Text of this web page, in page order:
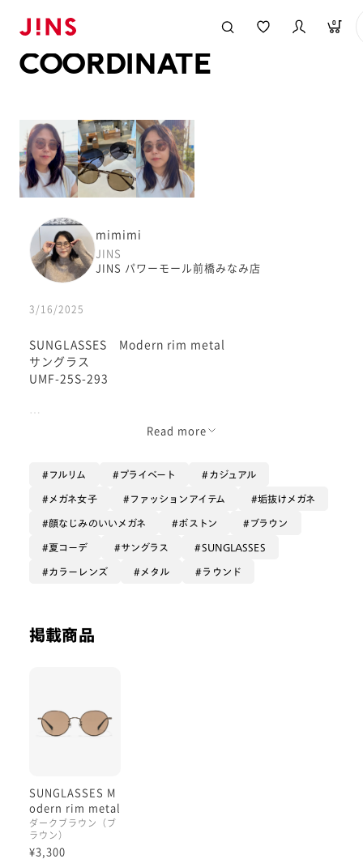
0
COORDINATE
mimimi
JINS
JINS パワーモール前橋みなみ店
3/16/2025
SUNGLASSES Modern rim metal
サングラス
UMF-25S-293
普段メガネとしても人気の
手軽に買える
度なしサングラスになりました☺️
可愛い😍
バージョン違いでまん丸やクラウンパント多角形なども
あるのでお好みのものを選んでくださいね😆
癖なく使いやすいです☀️
細身なので模様はほとんど目立たないです🌟
鼻パッド付きなので安定感とかけ心地が楽なところが推
しポイントです♪
ブラウンレンズは優しい印象なのがいいですよねー☺️
Read more
フルリム プライベート カジュアル
メガネ女子 ファッションアイテム 垢抜けメガネ
顔なじみのいいメガネ ボストン ブラウン
夏コーデ サングラス SUNGLASSES
カラーレンズ メタル ラウンド
掲載商品
SUNGLASSES M
odern rim metal
ダークブラウン（ブ
ラウン）
¥3,300